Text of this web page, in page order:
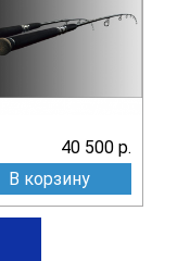
40 500 р.
В корзину